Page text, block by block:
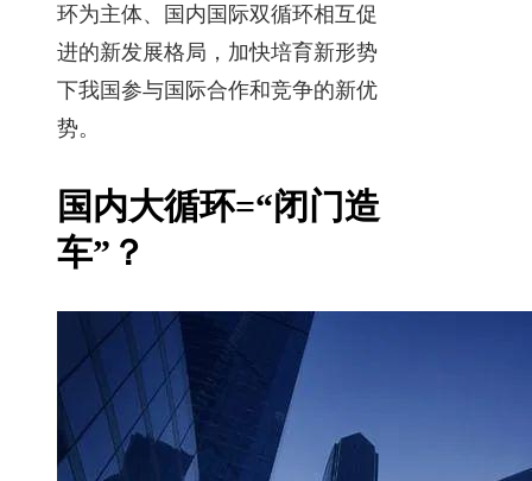
环为主体、国内国际双循环相互促
进的新发展格局，加快培育新形势
下我国参与国际合作和竞争的新优
势。
国内大循环=“闭门造
车”？